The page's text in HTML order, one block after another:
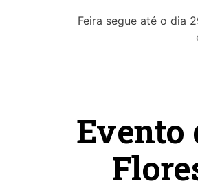
Feira segue até o dia
Evento